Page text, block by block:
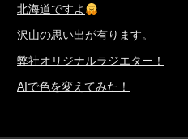
北海道ですよ
沢山の思い出が有ります。
弊社オリジナルラジエター！
AIで色を変えてみた！